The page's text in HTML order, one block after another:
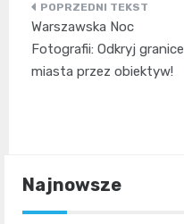
Nawigacja
wpisu
Warszawska Noc
Fotografii: Odkryj granice
miasta przez obiektyw!
Najnowsze